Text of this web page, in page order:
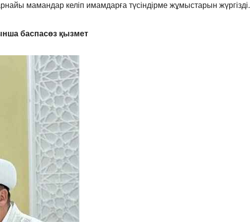
мамандар келіп имамдарға түсіндірме жұмыстарын жүргізді.
баспасөз қызмет